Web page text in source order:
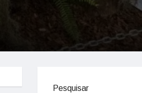
Pesquisar